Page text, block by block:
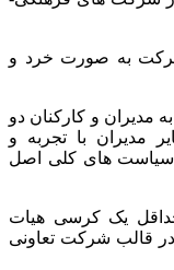
سهام دو شرکت به صورت خرد و
تدریجی به مدیران و کارکنان دو
به سایر مدیران با تجربه و
سیاست های کلی اصل
یک کرسی هیات
در قالب شرکت تعاونی